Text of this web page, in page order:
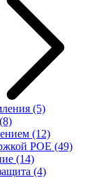
(5)
(8)
(12)
POE (49)
(14)
(4)